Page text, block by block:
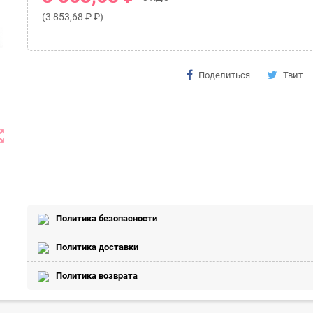
(3 853,68 ₽ ₽)
Поделиться Твит
Политика безопасности
Политика доставки
Политика возврата